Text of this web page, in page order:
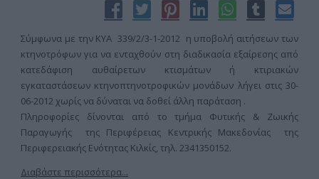
Σύμφωνα με την ΚΥΑ 339/2/3-1-2012 η υποβολή αιτήσεων των
κτηνοτρόφων για να ενταχθούν στη διαδικασία εξαίρεσης από
κατεδάφιση αυθαίρετων κτισμάτων ή κτιριακών
εγκαταστάσεων κτηνοπτηνοτροφικών μονάδων λήγει στις 30-
06-2012 χωρίς να δύναται να δοθεί άλλη παράταση .
Πληροφορίες δίνονται από το τμήμα Φυτικής & Ζωικής
Παραγωγής της Περιφέρειας Κεντρικής Μακεδονίας της
Περιφερειακής Ενότητας Κιλκίς, τηλ. 2341350152.
Διαβάστε περισσότερα...